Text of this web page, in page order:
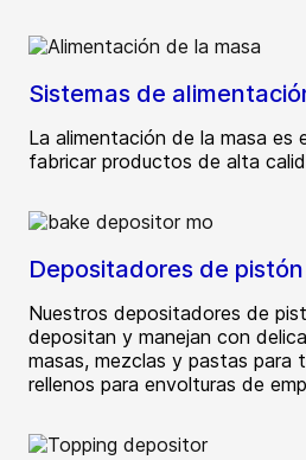
Sistemas de
La alimentación de la masa es
fabricar productos de alta
Depositadores de
Nuestros depositadores de
depositan y manejan con
masas, mezclas y pastas para
rellenos para envolturas de